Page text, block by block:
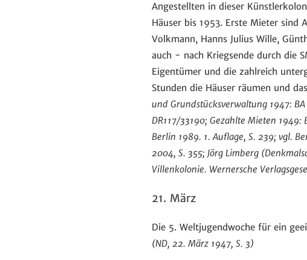
Angestellten in dieser
Häuser bis 1953. Erste Mieter sind
Volkmann, Hanns Julius Wille,
auch - nach Kriegsende durch die
Eigentümer und die zahlreich
Stunden die Häuser räumen und
und Grundstücksverwaltung 1947: BA
DR117/33190; Gezahlte Mieten 1949:
Berlin 1989. 1. Auflage, S. 239; vgl.
2004, S. 355; Jörg Limberg
Villenkolonie. Wernersche
21. März
Die 5. Weltjugendwoche für ein
(ND, 22. März 1947, S. 3)